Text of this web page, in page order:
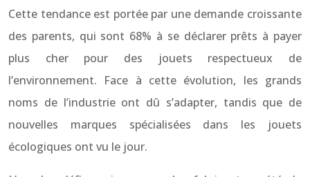
Cette tendance est portée par une demande croissante
des parents, qui sont 68% à se déclarer prêts à payer
plus cher pour des jouets respectueux de
l’environnement. Face à cette évolution, les grands
noms de l’industrie ont dû s’adapter, tandis que de
nouvelles marques spécialisées dans les jouets
écologiques ont vu le jour.